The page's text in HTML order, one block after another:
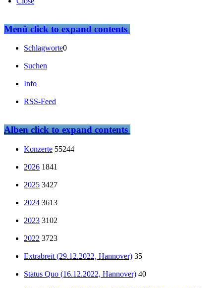
Menüclick to expand contents
Schlagworte0
Suchen
Info
RSS-Feed
Albenclick to expand contents
Konzerte 55244
2026 1841
2025 3427
2024 3613
2023 3102
2022 3723
Extrabreit (29.12.2022, Hannover) 35
Status Quo (16.12.2022, Hannover) 40